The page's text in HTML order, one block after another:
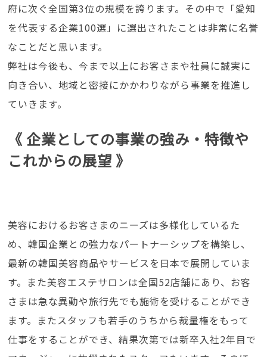
府に次ぐ全国第3位の規模を誇ります。その中で「愛知
を代表する企業100選」に選出されたことは非常に名誉
なことだと思います。
弊社は今後も、今まで以上にお客さまや社員に誠実に
向き合い、地域と密接にかかわりながら事業を推進し
ていきます。
《 企業としての事業の強み・特徴や
これからの展望 》
美容におけるお客さまのニーズは多様化しているた
め、韓国企業との強力なパートナーシップを構築し、
最新の韓国美容商品やサービスを日本で展開していま
す。また美容エステサロンは全国52店舗にあり、お客
さまは急な異動や旅行先でも施術を受けることができ
ます。またスタッフも若手のうちから裁量権をもって
仕事をすることができ、結果次第では新卒入社2年目で